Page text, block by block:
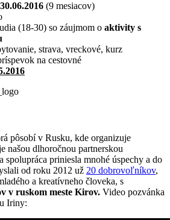
(9 mesiacov)
(18-30) so záujmom o aktivity s
strava, vreckové, kurz
na cestovné
pôsobí v Rusku, kde organizuje
našou dlhoročnou partnerskou
spolupráca priniesla mnohé úspechy a do
od roku 2012 už 20 dobrovoľníkov,
a kreatívneho človeka, s
v ruskom meste Kirov. Video pozvánka
Iriny: